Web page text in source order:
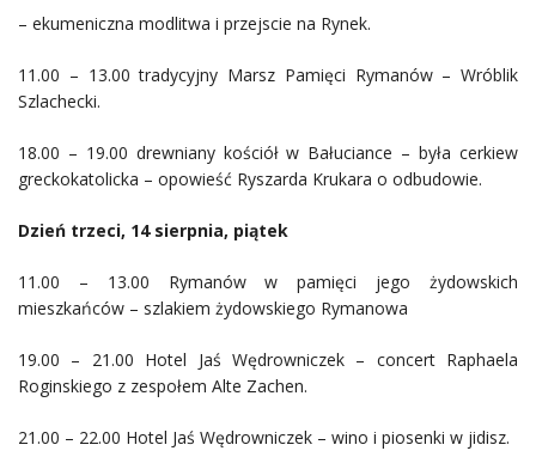
– ekumeniczna modlitwa i przejscie na Rynek.
11.00 – 13.00 tradycyjny Marsz Pamięci Rymanów – Wróblik
Szlachecki.
18.00 – 19.00 drewniany kościół w Bałuciance – była cerkiew
greckokatolicka – opowieść Ryszarda Krukara o odbudowie.
Dzień trzeci, 14 sierpnia, piątek
11.00 – 13.00 Rymanów w pamięci jego żydowskich
mieszkańców – szlakiem żydowskiego Rymanowa
19.00 – 21.00 Hotel Jaś Wędrowniczek – concert Raphaela
Roginskiego z zespołem Alte Zachen.
21.00 – 22.00 Hotel Jaś Wędrowniczek – wino i piosenki w jidisz.